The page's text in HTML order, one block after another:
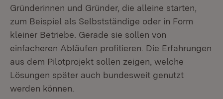
Gründerinnen und Gründer, die alleine starten,
zum Beispiel als Selbstständige oder in Form
kleiner Betriebe. Gerade sie sollen von
einfacheren Abläufen profitieren. Die Erfahrungen
aus dem Pilotprojekt sollen zeigen, welche
Lösungen später auch bundesweit genutzt
werden können.